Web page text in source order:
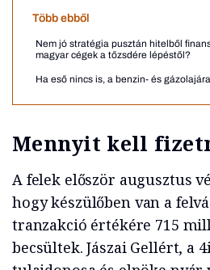
Több ebből
Nem jó stratégia pusztán hitelből
magyar cégek a tőzsdére lépéstől?
Ha eső nincs is, a benzin- és
Mennyit kell
A felek először augusztus
hogy készülőben van a
tranzakció értékére 715
becsültek. Jászai Gellért, a